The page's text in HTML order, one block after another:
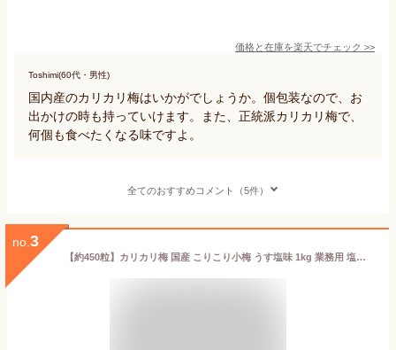
価格と在庫を楽天でチェック >>
Toshimi(60代・男性)
国内産のカリカリ梅はいかがでしょうか。個包装なので、お
出かけの時も持っていけます。また、正統派カリカリ梅で、
何個も食べたくなる味ですよ。
全てのおすすめコメント（5件）
no. 3
【約450粒】カリカリ梅 国産 こりこり小梅 うす塩味 1kg 業務用 塩分約12％ 送料無料 塩分補給 熱中症